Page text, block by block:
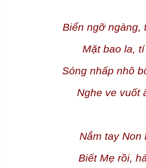
Biển ngỡ ngàng,
Mặt bao la,
Sóng nhấp nhô
Nghe ve vuốt
Nắm tay Non
Biết Mẹ rồi,